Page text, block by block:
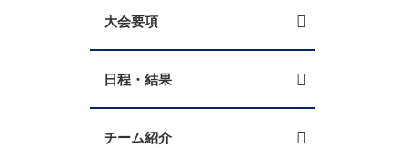
大会要項
日程・結果
チーム紹介